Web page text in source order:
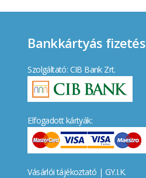
Bankkártyás fizetés
Szolgáltató: CIB Bank Zrt.
Elfogadott kártyák:
Vásárlói tájékoztató | GY.I.K.